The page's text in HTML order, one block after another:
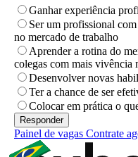
Ganhar experiência
Ser um profissional
no mercado de trabalho
Aprender a rotina do
colegas com mais vivência
Desenvolver novas
Ter a chance de ser
Colocar em prática o
Painel de vagas Contrate